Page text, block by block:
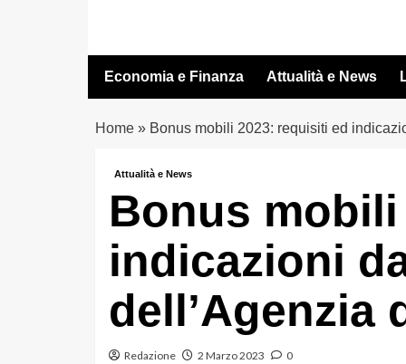
contenuto
Economia e Finanza Attualità e News
Home» Bonus mobili 2023: requisiti ed
Attualità e News
Bonus
indicazioni
dell’Agenzia
Redazione 2 Marzo 2023 0